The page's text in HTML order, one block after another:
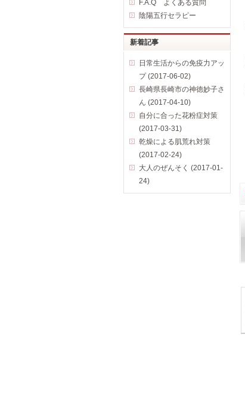
F.A.Q よくある質問
陰陽五行セラピー
新着記事
日常生活からの免疫力アッ
プ (2017-06-02)
長崎県長崎市の神徳妙子さ
ん (2017-04-10)
自分に合った花粉症対策
(2017-03-31)
乾燥による肌荒れ対策
(2017-02-24)
大人のぜんそく (2017-01-
24)